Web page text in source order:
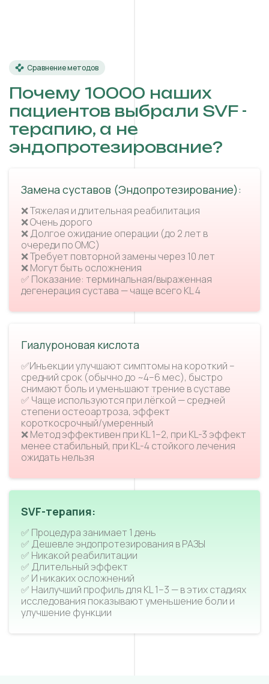
Сравнение методов
Почему 10000 наших
пациентов выбрали SVF -
терапию, а не
эндопротезирование?
Замена суставов (Эндопротезирование):
❌ Тяжелая и длительная реабилитация
❌ Очень дорого
❌ Долгое ожидание операции (до 2 лет в
очереди по ОМС)
❌ Требует повторной замены через 10 лет
❌ Могут быть осложнения
✅ Показание: терминальная/выраженная
дегенерация сустава — чаще всего KL 4
Гиалуроновая кислота
✅Инъекции улучшают симптомы на короткий –
средний срок (обычно до ~4–6 мес), быстро
снимают боль и уменьшают трение в суставе
✅ Чаще используются при лёгкой — средней
степени остеоартроза, эффект
короткосрочный/умеренный
❌ Метод эффективен при KL 1–2, при KL-3 эффект
менее стабильный, при KL-4 стойкого лечения
ожидать нельзя
SVF-терапия:
✅ Процедура занимает 1 день
✅ Дешевле эндопротезирования в РАЗЫ
✅ Никакой реабилитации
✅ Длительный эффект
✅ И никаких осложнений
✅ Наилучший профиль для KL 1–3 — в этих стадиях
исследования показывают уменьшение боли и
улучшение функции